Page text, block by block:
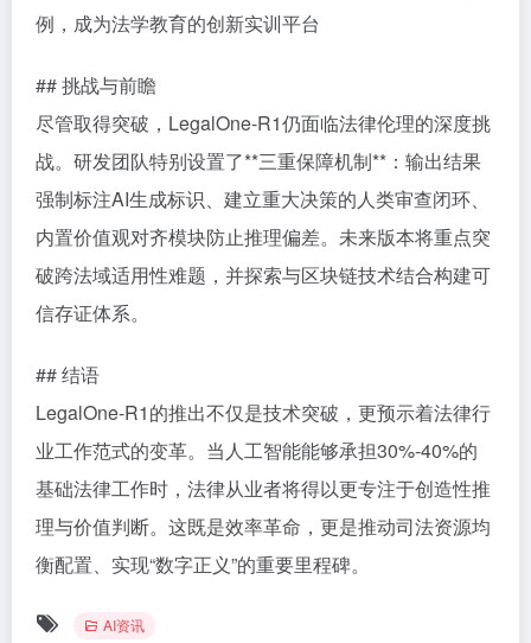
例，成为法学教育的创新实训平台
## 挑战与前瞻
尽管取得突破，LegalOne-R1仍面临法律伦理的深度挑
战。研发团队特别设置了**三重保障机制**：输出结果
强制标注AI生成标识、建立重大决策的人类审查闭环、
内置价值观对齐模块防止推理偏差。未来版本将重点突
破跨法域适用性难题，并探索与区块链技术结合构建可
信存证体系。
## 结语
LegalOne-R1的推出不仅是技术突破，更预示着法律行
业工作范式的变革。当人工智能能够承担30%-40%的
基础法律工作时，法律从业者将得以更专注于创造性推
理与价值判断。这既是效率革命，更是推动司法资源均
衡配置、实现“数字正义”的重要里程碑。
AI资讯